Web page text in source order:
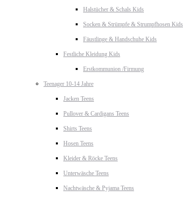
Halstücher & Schals Kids
Socken & Strümpfe & Strumpfhosen Kids
Fäustlinge & Handschuhe Kids
Festliche Kleidung Kids
Erstkommunion /Firmung
Teenager 10-14 Jahre
Jacken Teens
Pullover & Cardigans Teens
Shirts Teens
Hosen Teens
Kleider & Röcke Teens
Unterwäsche Teens
Nachtwäsche & Pyjama Teens